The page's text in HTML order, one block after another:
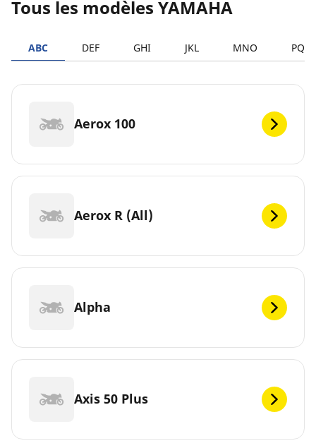
Tous les modèles YAMAHA
ABC DEF GHI JKL MNO PQRS
Aerox 100
Aerox R (All)
Alpha
Axis 50 Plus